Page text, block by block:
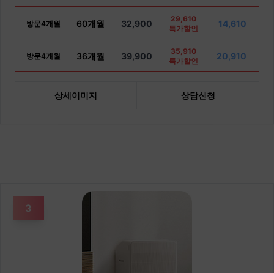
방문4개월 60개월 32,900
29,610
특가할인
14,610
방문4개월 36개월 39,900
35,910
특가할인
20,910
상세이미지 상담신청
3